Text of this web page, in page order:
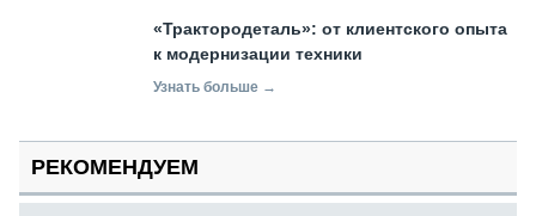
«Трактородеталь»: от клиентского опыта
к модернизации техники
Узнать больше →
РЕКОМЕНДУЕМ